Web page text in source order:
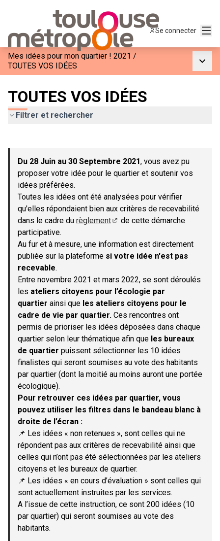
Se connecter
Mes idées pour mon quartier ! 2021 /
TOUTES VOS IDÉES
TOUTES VOS IDÉES
Filtrer et rechercher
−
Du 28 Juin au 30 Septembre 2021, vous avez pu
proposer votre idée pour le quartier et soutenir vos
idées préférées.
Toutes les idées ont été analysées pour vérifier
qu'elles répondaient bien aux critères de recevabilité
dans le cadre du règlement
de cette démarche
participative.
Au fur et à mesure, une information est directement
publiée sur la plateforme si votre idée n'est pas
recevable.
Entre novembre 2021 et mars 2022, se sont déroulés
les ateliers citoyens pour l’écologie par
quartier ainsi que les ateliers citoyens pour le
cadre de vie par quartier. Ces rencontres ont
permis de prioriser les idées déposées dans chaque
quartier selon leur thématique afin que les bureaux
de quartier puissent sélectionner les 10 idées
finalistes qui seront soumises au vote des habitants
par quartier (dont la moitié au moins auront une portée
écologique).
Pour retrouver ces idées par quartier, vous
pouvez utiliser les filtres dans le bandeau blanc à
droite de l’écran :
📌 Les idées « non retenues », sont celles qui ne
répondent pas aux critères de recevabilité ainsi que
celles qui n’ont pas été sélectionnées par les ateliers
citoyens et les bureaux de quartier.
📌 Les idées « en cours d’évaluation » sont celles qui
sont actuellement instruites par les services.
A l’issue de cette instruction, ce sont 200 idées (10
par quartier) qui seront soumises au vote des
habitants.